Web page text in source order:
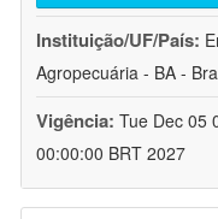
Instituição/UF/País:
Agropecuária - BA -
Vigência: Tue Dec 05
00:00:00 BRT 2027